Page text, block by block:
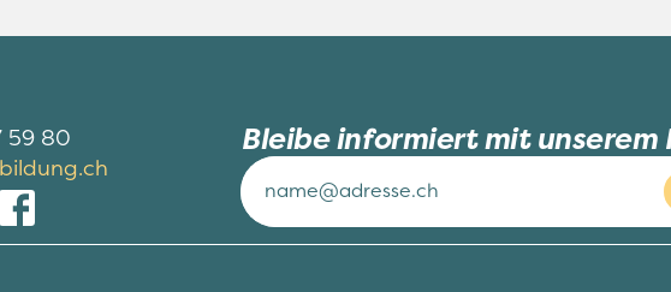
59 80
Bleibe informiert mit unserem